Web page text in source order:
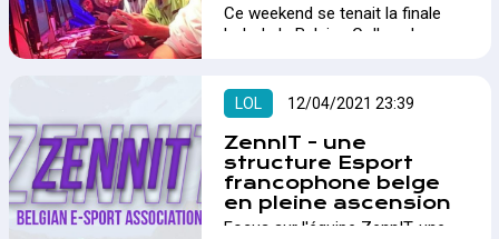
Ce weekend se tenait la finale
LoL de la Belgian College League
remporte le titre de meilleure
équipe universitaire de Belgique.…
LOL 12/04/2021 23:39
ZennIT - une
structure Esport
francophone belge
en pleine ascension
Focus sur l'équipe ZennIT, une